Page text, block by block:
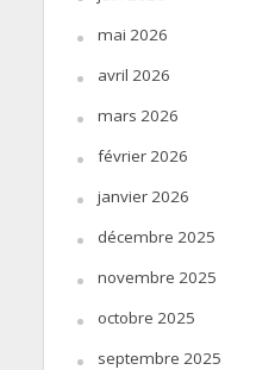
mai 2026
avril 2026
mars 2026
février 2026
janvier 2026
décembre 2025
novembre 2025
octobre 2025
septembre 2025